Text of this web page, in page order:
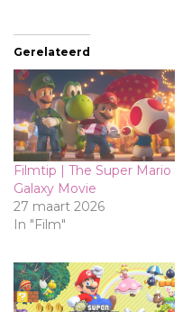
Gerelateerd
Filmtip | The Super Mario
Galaxy Movie
27 maart 2026
In "Film"